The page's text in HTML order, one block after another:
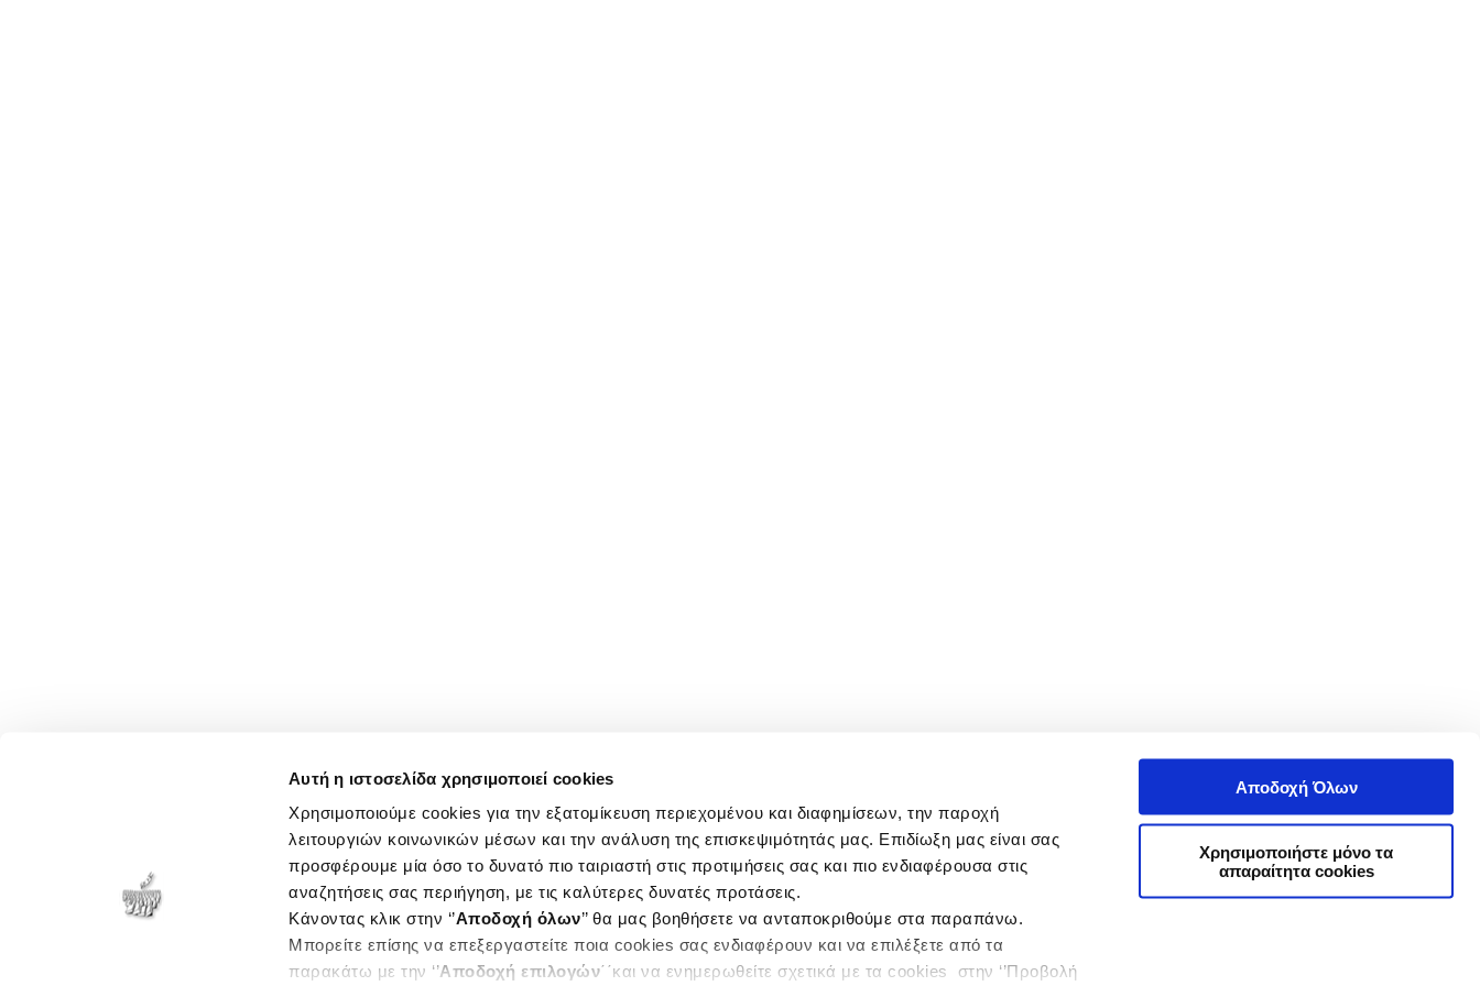
Αυτή η ιστοσελίδα χρησιμοποιεί cookies
Χρησιμοποιούμε cookies για την εξατομίκευση περιεχομένου και διαφημίσεων, την παροχή
λειτουργιών κοινωνικών μέσων και την ανάλυση της επισκεψιμότητάς μας. Επιδίωξη μας είναι σας
προσφέρουμε μία όσο το δυνατό πιο ταιριαστή στις προτιμήσεις σας και πιο ενδιαφέρουσα στις
αναζητήσεις σας περιήγηση, με τις καλύτερες δυνατές προτάσεις.
Κάνοντας κλικ στην ‘’Αποδοχή όλων’’ θα μας βοηθήσετε να ανταποκριθούμε στα παραπάνω.
Μπορείτε επίσης να επεξεργαστείτε ποια cookies σας ενδιαφέρουν και να επιλέξετε από τα
παρακάτω με την ‘’Αποδοχή επιλογών΄΄και να ενημερωθείτε σχετικά με τα cookies στην ‘’Προβολή
Αποδοχή Όλων
Χρησιμοποιήστε μόνο τα
απαραίτητα cookies